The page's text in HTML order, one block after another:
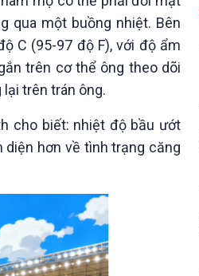
qua một buồng nhiệt. Bên
C (95-97 độ F), với độ ẩm
trên cơ thể ông theo dõi
trên trán ông.
cho biết: nhiệt độ bầu ướt
diện hơn về tình trạng căng